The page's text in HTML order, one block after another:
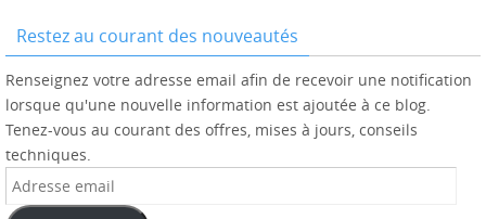
Restez au courant des nouveautés
Renseignez votre adresse email afin de recevoir une notification
lorsque qu'une nouvelle information est ajoutée à ce blog.
Tenez-vous au courant des offres, mises à jours, conseils
techniques.
Adresse
email